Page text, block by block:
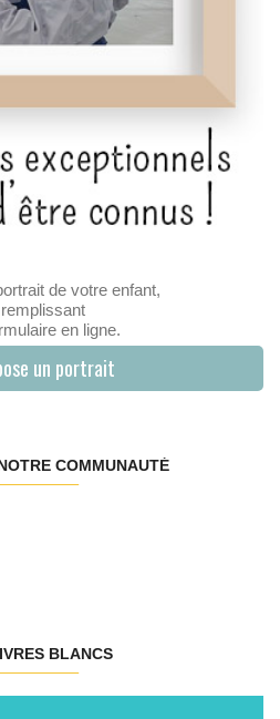
de votre enfant,
en ligne.
un portrait
COMMUNAUTÉ
BLANCS